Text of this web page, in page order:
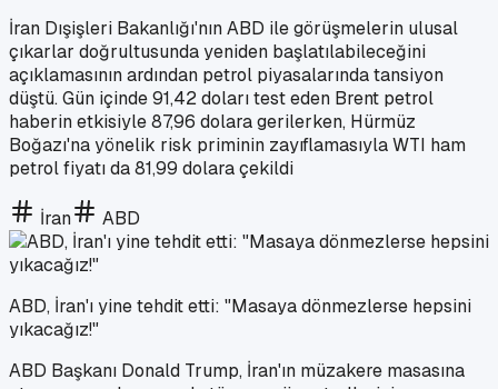
İran Dışişleri Bakanlığı'nın ABD ile görüşmelerin ulusal
çıkarlar doğrultusunda yeniden başlatılabileceğini
açıklamasının ardından petrol piyasalarında tansiyon
düştü. Gün içinde 91,42 doları test eden Brent petrol
haberin etkisiyle 87,96 dolara gerilerken, Hürmüz
Boğazı'na yönelik risk priminin zayıflamasıyla WTI ham
petrol fiyatı da 81,99 dolara çekildi
İran ABD
ABD, İran'ı yine tehdit etti: "Masaya dönmezlerse hepsini
yıkacağız!"
ABD Başkanı Donald Trump, İran'ın müzakere masasına